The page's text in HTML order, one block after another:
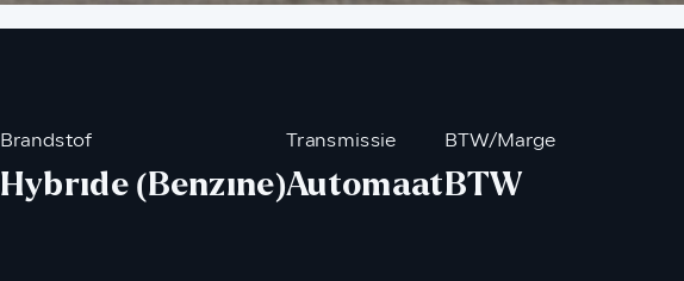
Brandstof
Hybride (Benzine)
Transmissie
Automaat
BTW/Marge
BTW